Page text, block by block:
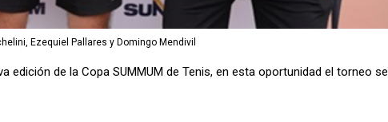
Ezequiel Pallares y Domingo Mendivil
edición de la Copa SUMMUM de Tenis, en esta oportunidad el torneo se